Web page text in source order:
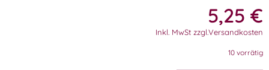
5,25 €
Inkl. MwSt zzgl.Versandkosten
10 vorrätig